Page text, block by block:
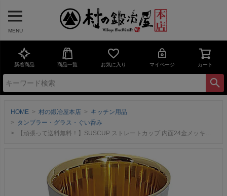
MENU
新着商品 商品一覧 お気に入り マイページ カート
HOME 村の鍛冶屋本店
キッチン用品
タンブラー・グラス・ぐい呑み
【頑張って送料無料！】SUSCUP ストレートカップ 内面24金メッキ（SCW-4G）【燕市製｜株式会社O・S】